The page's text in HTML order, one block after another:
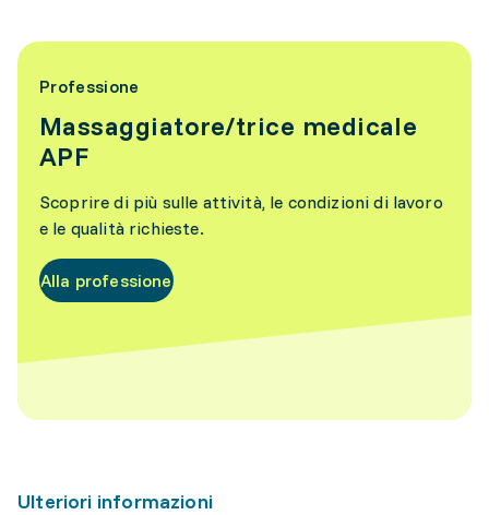
Professione
Massaggiatore/trice medicale
APF
Scoprire di più sulle attività, le condizioni di lavoro
e le qualità richieste.
Alla professione
Ulteriori informazioni